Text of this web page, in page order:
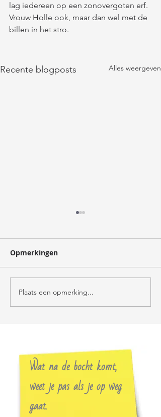
lag iedereen op een zonovergoten erf.
Vrouw Holle ook, maar dan wel met de
billen in het stro.
Recente blogposts Alles weergeven
verzorger
Opmerkingen
Plaats een opmerking...
Wat na de bocht komt,
weet je pas als je op weg
gaat.